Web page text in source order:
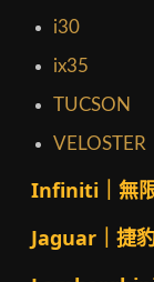
i30
ix35
TUCSON
VELOSTER
Infiniti｜無
Jaguar｜捷